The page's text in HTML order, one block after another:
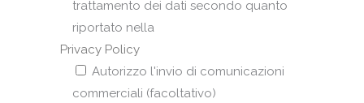
trattamento dei dati secondo quanto
riportato nella
Privacy Policy
Autorizzo l'invio di comunicazioni
commerciali (facoltativo)